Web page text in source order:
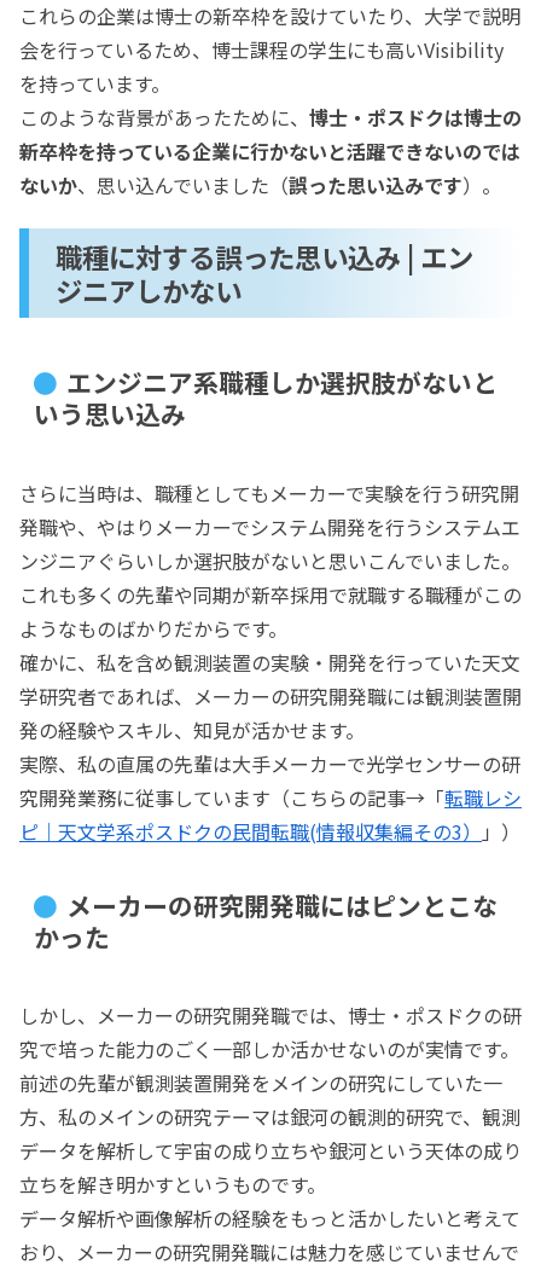
これらの企業は博士の新卒枠を設けていたり、大学で説明
会を行っているため、博士課程の学生にも高いVisibility
を持っています。
このような背景があったために、 博士・ポスドクは博士の
新卒枠を持っている企業に行かないと活躍できないのでは
ないか、思い込んでいました（誤った思い込みです）。
職種に対する誤った思い込み | エン
ジニアしかない
エンジニア系職種しか選択肢がないと
いう思い込み
さらに当時は、職種としてもメーカーで実験を行う研究開
発職や、やはりメーカーでシステム開発を行うシステムエ
ンジニアぐらいしか選択肢がないと思いこんでいました。
これも多くの先輩や同期が新卒採用で就職する職種がこの
ようなものばかりだからです。
確かに、私を含め観測装置の実験・開発を行っていた天文
学研究者であれば、メーカーの研究開発職には観測装置開
発の経験やスキル、知見が活かせます。
実際、私の直属の先輩は大手メーカーで光学センサーの研
究開発業務に従事しています（こちらの記事→「転職レシ
ピ｜天文学系ポスドクの民間転職(情報収集編その3）
」）
メーカーの研究開発職にはピンとこな
かった
しかし、メーカーの研究開発職では、博士・ポスドクの研
究で培った能力のごく一部しか活かせないのが実情です。
前述の先輩が観測装置開発をメインの研究にしていた一
方、私のメインの研究テーマは銀河の観測的研究で、観測
データを解析して宇宙の成り立ちや銀河という天体の成り
立ちを解き明かすというものです。
データ解析や画像解析の経験をもっと活かしたいと考えて
おり、メーカーの研究開発職には魅力を感じていませんで